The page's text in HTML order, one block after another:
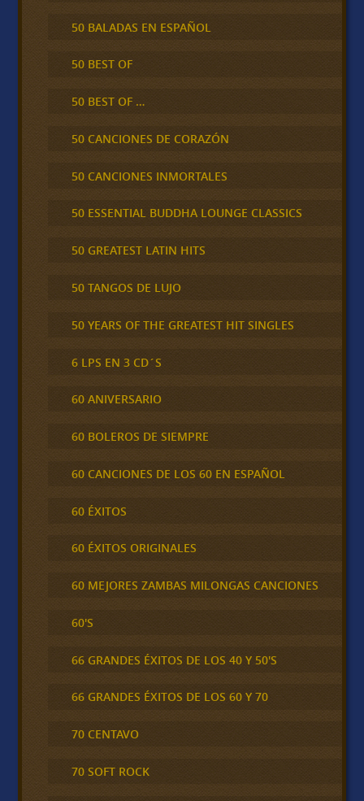
50 BALADAS EN ESPAÑOL
50 BEST OF
50 BEST OF …
50 CANCIONES DE CORAZÓN
50 CANCIONES INMORTALES
50 ESSENTIAL BUDDHA LOUNGE CLASSICS
50 GREATEST LATIN HITS
50 TANGOS DE LUJO
50 YEARS OF THE GREATEST HIT SINGLES
6 LPS EN 3 CD´S
60 ANIVERSARIO
60 BOLEROS DE SIEMPRE
60 CANCIONES DE LOS 60 EN ESPAÑOL
60 ÉXITOS
60 ÉXITOS ORIGINALES
60 MEJORES ZAMBAS MILONGAS CANCIONES
60'S
66 GRANDES ÉXITOS DE LOS 40 Y 50'S
66 GRANDES ÉXITOS DE LOS 60 Y 70
70 CENTAVO
70 SOFT ROCK